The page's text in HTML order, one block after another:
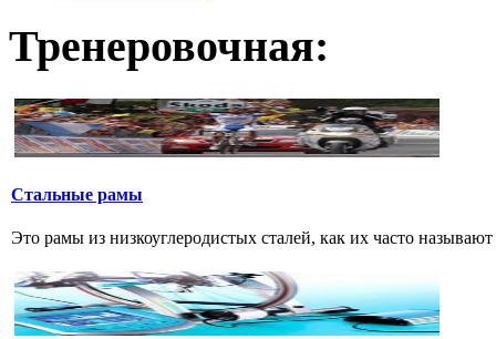
Тренеровочная:
Стальные рамы
Это рамы из низкоуглеродистых сталей, как их часто